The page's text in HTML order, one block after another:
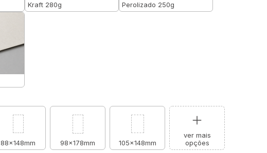
Kraft 280g Perolizado 250g
88x148mm 98x178mm 105x148mm
ver mais
opções